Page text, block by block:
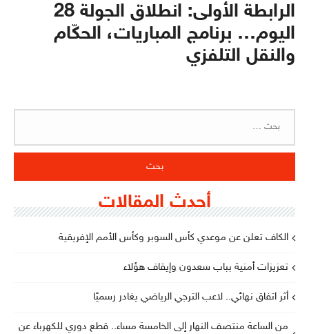
الرابطة الأولى: انطلاق الجولة 28
اليوم… برنامج المباريات، الحكّام
والنقل التلفزي
أحدث المقالات
الكاف تعلن عن موعدي كأس السوبر وكأس الأمم الإفريقية
تعزيزات أمنية بباب سعدون وإيقاف هؤلاء
أثر اتفاق نهائي.. لاعب الترجي الرياضي يغادر رسميًا
من الساعة منتصف النهار إلى الخامسة مساء.. قطع دوري للكهرباء عن